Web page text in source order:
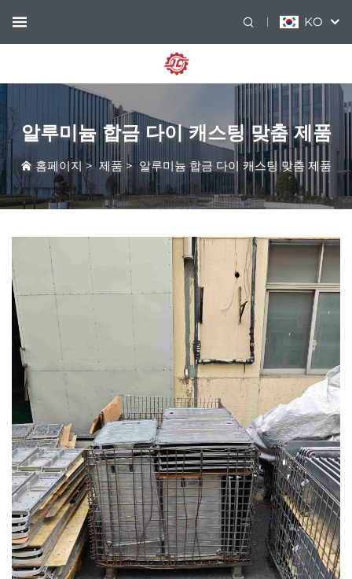
KO
알루미늄 합금 다이 캐스팅 맞춤 제품
홈페이지> 제품>알루미늄 합금 다이 캐스팅 맞춤 제품